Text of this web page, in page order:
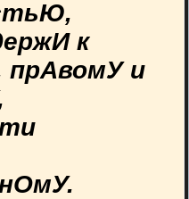
к
прАвомУ и